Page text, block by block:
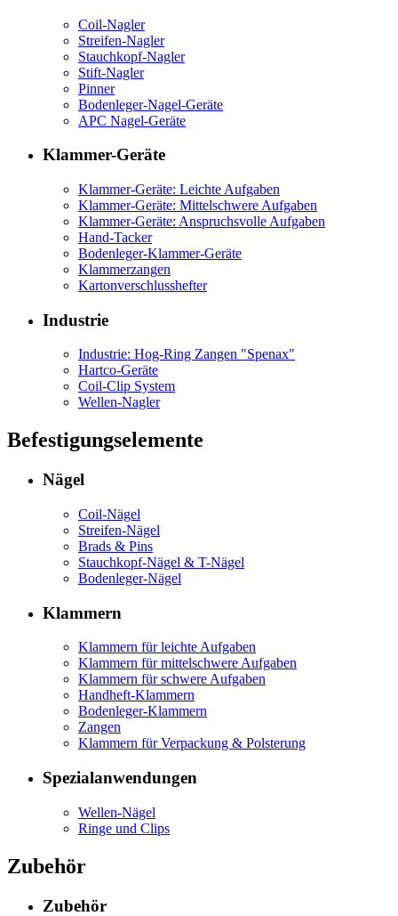
Coil-Nagler
Streifen-Nagler
Stauchkopf-Nagler
Stift-Nagler
Pinner
Bodenleger-Nagel-Geräte
APC Nagel-Geräte
Klammer-Geräte
Klammer-Geräte: Leichte Aufgaben
Klammer-Geräte: Mittelschwere Aufgaben
Klammer-Geräte: Anspruchsvolle Aufgaben
Hand-Tacker
Bodenleger-Klammer-Geräte
Klammerzangen
Kartonverschlusshefter
Industrie
Industrie: Hog-Ring Zangen "Spenax"
Hartco-Geräte
Coil-Clip System
Wellen-Nagler
Befestigungselemente
Nägel
Coil-Nägel
Streifen-Nägel
Brads & Pins
Stauchkopf-Nägel & T-Nägel
Bodenleger-Nägel
Klammern
Klammern für leichte Aufgaben
Klammern für mittelschwere Aufgaben
Klammern für schwere Aufgaben
Handheft-Klammern
Bodenleger-Klammern
Zangen
Klammern für Verpackung & Polsterung
Spezialanwendungen
Wellen-Nägel
Ringe und Clips
Zubehör
Zubehör